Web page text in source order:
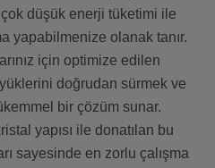
düşük enerji tüketimi ile
yapabilmenize olanak tanır.
için optimize edilen
doğrudan sürmek ve
bir çözüm sunar.
yapısı ile donatılan bu
sayesinde en zorlu çalışma